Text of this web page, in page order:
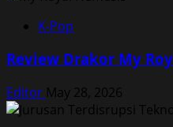
K-Pop
Review Drakor My
Editor May 28, 2026